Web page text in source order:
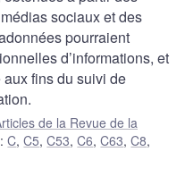
sociaux et des
pourraient
d’informations, et
fins du suivi de
de la Revue de la
:C,C5,C53,C6,C63,C8,